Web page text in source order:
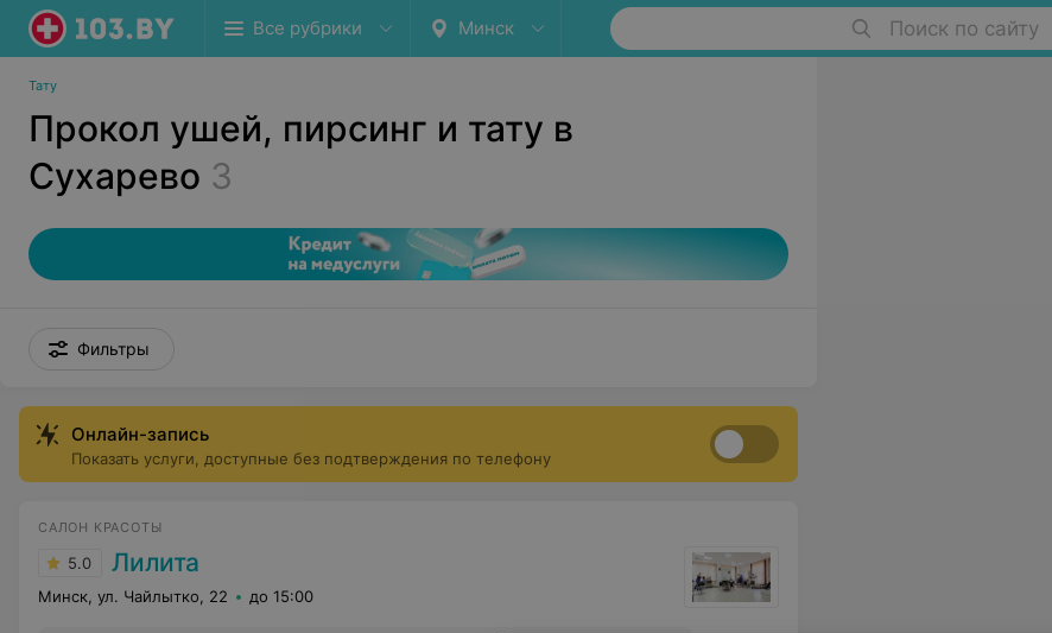
Все рубрики Минск Поиск по сайту
Тату
Прокол ушей, пирсинг и тату в
Сухарево 3
Фильтры
Онлайн-запись
Показать услуги, доступные без подтверждения по телефону
САЛОН КРАСОТЫ
5.0 Лилита
Минск, ул. Чайлытко, 22 до 15:00